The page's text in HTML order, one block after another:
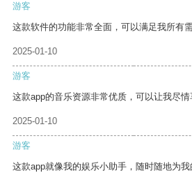
游客
这款软件的功能非常全面，可以满足我所有需
2025-01-10
游客
这款app的音乐资源非常优质，可以让我尽情
2025-01-10
游客
这款app就像我的娱乐小助手，随时随地为我